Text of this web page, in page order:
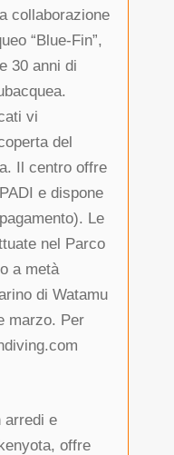
collaborazione
“Blue-Fin”,
30 anni di
vi
del
Il centro offre
e dispone
Le
nel Parco
a metà
di Watamu
marzo. Per
arredi e
offre